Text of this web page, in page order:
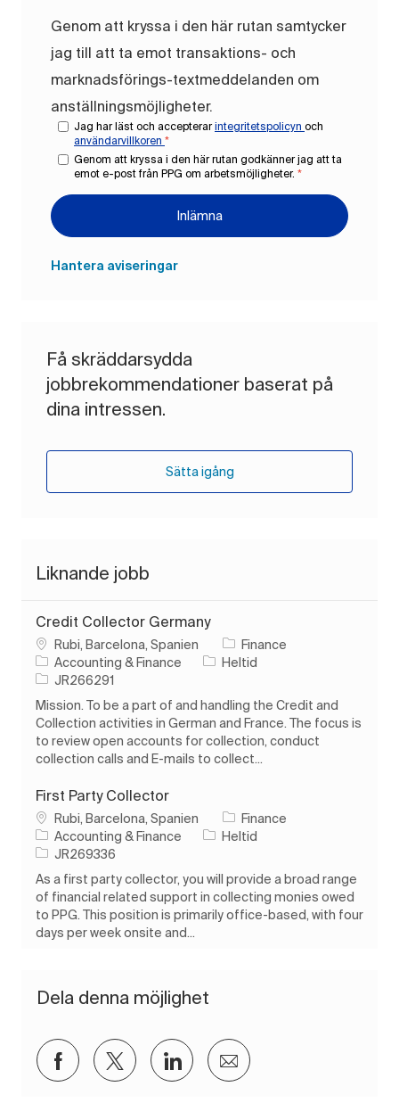
Genom att kryssa i den här rutan samtycker
jag till att ta emot transaktions- och
marknadsförings-textmeddelanden om
anställningsmöjligheter.
Jag har läst och accepterarintegritetspolicyn och
användarvillkoren *
Genom att kryssa i den här rutan godkänner jag att ta
emot e-post från PPG om arbetsmöjligheter. *
Inlämna
Hantera aviseringar
Få skräddarsydda
jobbrekommendationer baserat på
dina intressen.
Sätta igång
Liknande jobb
Credit Collector Germany
PlatsRubi, Barcelona, Spanien
Finance
Kategori
Accounting & Finance Typ av jobb
Heltid
Jobb-ID
JR266291
Mission. To be a part of and handling the Credit and
Collection activities in German and France. The focus is
to review open accounts for collection, conduct
collection calls and E-mails to collect...
First Party Collector
PlatsRubi, Barcelona, Spanien
Finance
Kategori
Accounting & Finance Typ av jobb
Heltid
Jobb-ID
JR269336
As a first party collector, you will provide a broad range
of financial related support in collecting monies owed
to PPG. This position is primarily office-based, with four
days per week onsite and...
Dela denna möjlighet
Dela via Facebook
Dela via twitter
Dela via LinkedIn
Dela via e-post